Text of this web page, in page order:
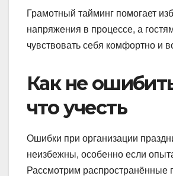
Грамотный тайминг помогает
напряжения в процессе, а
чувствовать себя комфортно и
Как не
что учесть
Ошибки при организации
неизбежны, особенно если
Рассмотрим распространённые